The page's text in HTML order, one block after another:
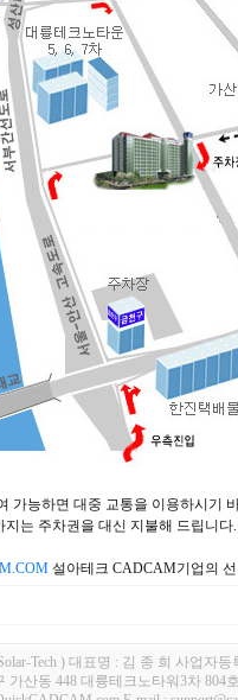
가능하면 대중 교통을 이용하시기
지는 주차권을 대신 지불해 드립니다.
설아테크 CADCAM기업의
Tech ) 대표명 : 김 종 희 사업자등
산동 448 대륭테크노타워3차 804호